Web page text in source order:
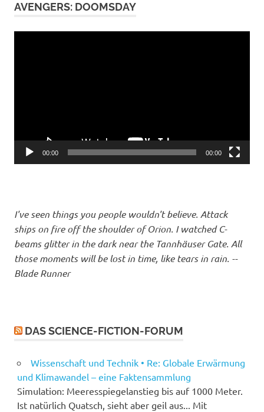
Joss
AVENGERS: DOOMSDAY
00:00 00:00
I've seen things you people wouldn't believe. Attack
ships on fire off the shoulder of Orion. I watched C-
beams glitter in the dark near the Tannhäuser Gate. All
those moments will be lost in time, like tears in rain. --
Blade Runner
DAS SCIENCE-FICTION-FORUM
Wissenschaft und Technik • Re: Globale Erwärmung
und Klimawandel – eine Faktensammlung
Simulation: Meeresspiegelanstieg bis auf 1000 Meter.
Ist natürlich Quatsch, sieht aber geil aus... Mit